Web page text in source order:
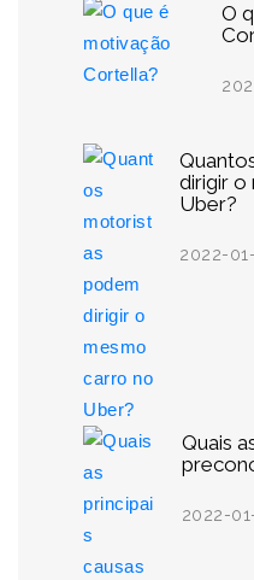
O
dirigir o
Uber?
2022-
Quais
2022-